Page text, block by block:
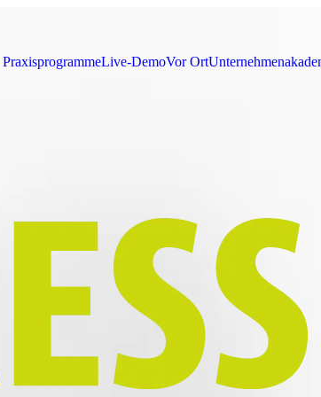
PraxisprogrammeLive-DemoVor OrtUnternehmen